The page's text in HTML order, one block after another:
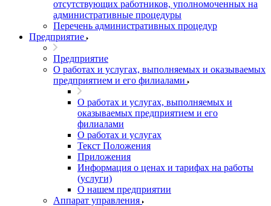
отсутствующих работников, уполномоченных на
административные процедуры
Перечень административных процедур
Предприятие
Предприятие
О работах и услугах, выполняемых и оказываемых
предприятием и его филиалами
О работах и услугах, выполняемых и
оказываемых предприятием и его
филиалами
О работах и услугах
Текст Положения
Приложения
Информация о ценах и тарифах на работы
(услуги)
О нашем предприятии
Аппарат управления